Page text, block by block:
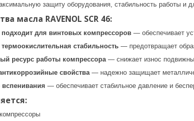
защиту оборудования, стабильность работы и
масла RAVENOL SCR 46:
подходит для винтовых компрессоров — обеспечивает
стабильность — предотвращает
ресурс работы компрессора— снижает износ
свойства— надежно защищает
— обеспечивает стабильное давление и